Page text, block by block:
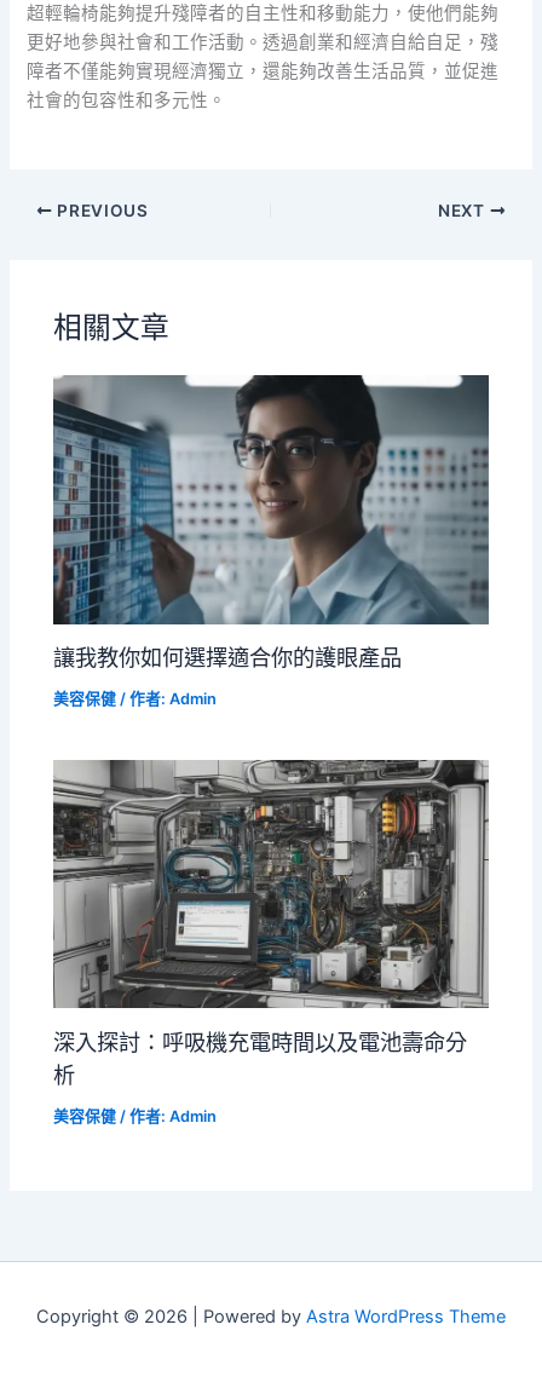
超輕輪椅能夠提升殘障者的自主性和移動能力，使他們能夠
更好地參與社會和工作活動。透過創業和經濟自給自足，殘
障者不僅能夠實現經濟獨立，還能夠改善生活品質，並促進
社會的包容性和多元性。
PREVIOUS NEXT
相關文章
讓我教你如何選擇適合你的護眼產品
美容保健 / 作者:Admin
深入探討：呼吸機充電時間以及電池壽命分
析
美容保健 / 作者:Admin
Copyright © 2026 | Powered by Astra WordPress Theme